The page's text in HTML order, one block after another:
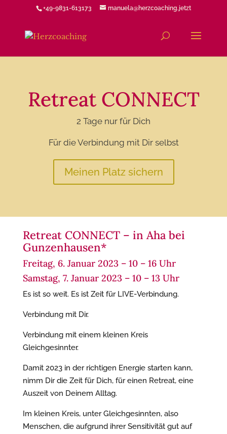
+49-9831-613173 manuela@herzcoaching.jetzt
Retreat CONNECT
2 Tage nur für Dich
Für die Verbindung mit Dir selbst
Meinen Platz sichern
Retreat CONNECT – in Aha bei
Gunzenhausen*
Freitag, 6. Januar 2023 – 10 – 16 Uhr
Samstag, 7. Januar 2023 – 10 – 13 Uhr
Es ist so weit. Es ist Zeit für LIVE-Verbindung.
Verbindung mit Dir.
Verbindung mit einem kleinen Kreis
Gleichgesinnter.
Damit 2023 in der richtigen Energie starten kann,
nimm Dir die Zeit für Dich, für einen Retreat, eine
Auszeit von Deinem Alltag.
Im kleinen Kreis, unter Gleichgesinnten, also
Menschen, die aufgrund ihrer Sensitivität gut auf